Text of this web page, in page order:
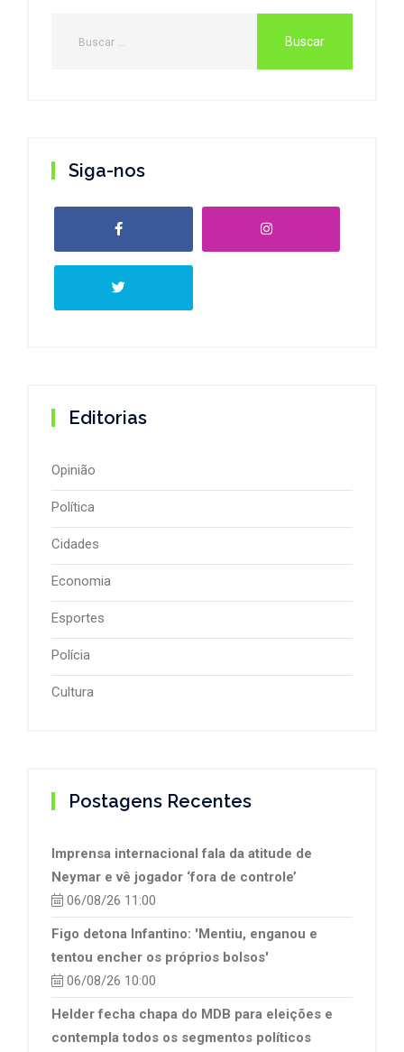
Siga-nos
Editorias
Opinião
Política
Cidades
Economia
Esportes
Polícia
Cultura
Postagens Recentes
Imprensa internacional fala da atitude de
Neymar e vê jogador ‘fora de controle’
06/08/26 11:00
Figo detona Infantino: 'Mentiu, enganou e
tentou encher os próprios bolsos'
06/08/26 10:00
Helder fecha chapa do MDB para eleições e
contempla todos os segmentos políticos